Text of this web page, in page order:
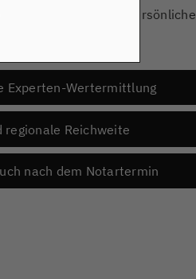
auch echte persönliche
Experten-Wertermittlung
regionale Reichweite
nach dem Notartermin